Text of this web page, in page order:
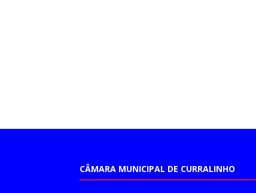
CÂMARA MUNICIPAL DE CURRALINHO